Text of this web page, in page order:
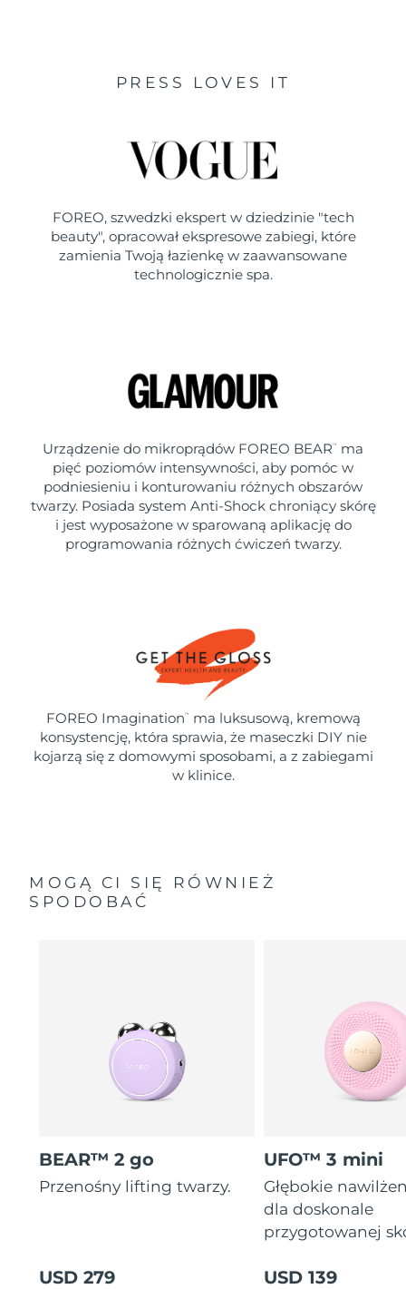
PRESS LOVES IT
FOREO, szwedzki ekspert w dziedzinie "tech
beauty", opracował ekspresowe zabiegi, które
zamienia Twoją łazienkę w zaawansowane
technologicznie spa.
Urządzenie do mikroprądów FOREO BEAR ™
ma
pięć poziomów intensywności, aby pomóc w
podniesieniu i konturowaniu różnych obszarów
twarzy. Posiada system Anti-Shock chroniący skórę
i jest wyposażone w sparowaną aplikację do
programowania różnych ćwiczeń twarzy.
FOREO Imagination ™
ma luksusową, kremową
konsystencję, która sprawia, że maseczki DIY nie
kojarzą się z domowymi sposobami, a z zabiegami
w klinice.
MOGĄ CI SIĘ RÓWNIEŻ
SPODOBAĆ
BEAR™ 2 go
Przenośny lifting twarzy.
USD 279
UFO™ 3 mini
Głębokie
dla doskonale
przygotowanej
USD 139